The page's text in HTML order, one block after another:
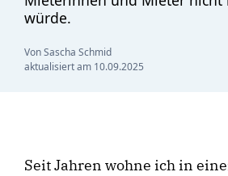
würde.
Von Sascha Schmid
aktualisiert am 10.09.2025
Seit Jahren wohne ich in